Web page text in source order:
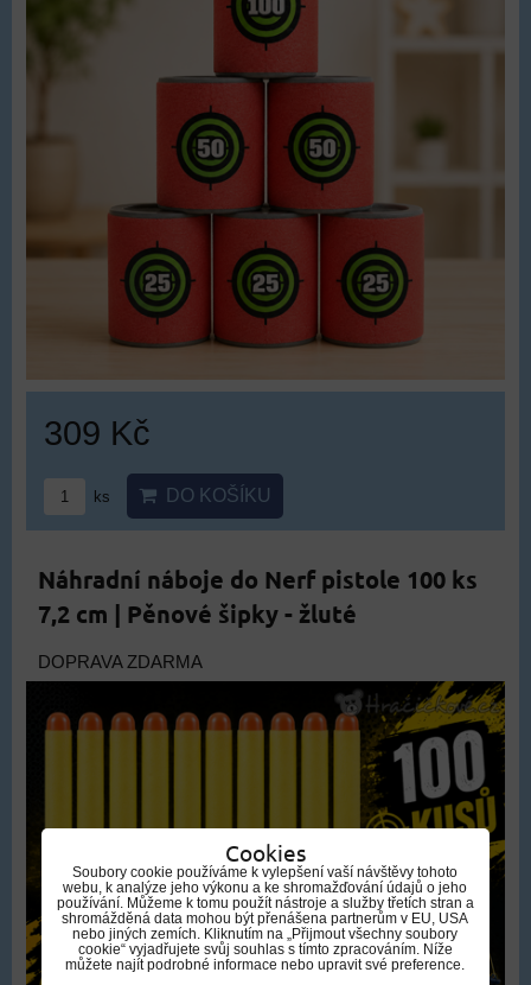
309 Kč
ks DO KOŠÍKU
Náhradní náboje do Nerf pistole 100 ks
7,2 cm | Pěnové šipky - žluté
DOPRAVA ZDARMA
Cookies
Soubory cookie používáme k vylepšení vaší návštěvy tohoto
webu, k analýze jeho výkonu a ke shromažďování údajů o jeho
používání. Můžeme k tomu použít nástroje a služby třetích stran a
shromážděná data mohou být přenášena partnerům v EU, USA
nebo jiných zemích. Kliknutím na „Přijmout všechny soubory
cookie“ vyjadřujete svůj souhlas s tímto zpracováním. Níže
můžete najít podrobné informace nebo upravit své preference.